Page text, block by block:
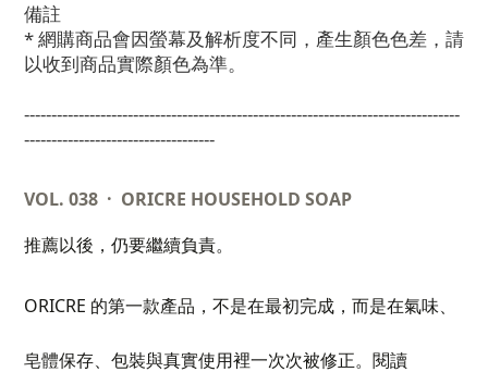
備註
* 網購商品會因螢幕及解析度不同，產生顏色色差，請
以收到商品實際顏色為準。
--------------------------------------------------------------------------------
-----------------------------------
VOL. 038 · ORICRE HOUSEHOLD SOAP
推薦以後，仍要繼續負責。
ORICRE 的第一款產品，不是在最初完成，而是在氣味、
皂體保存、包裝與真實使用裡一次次被修正。閱讀